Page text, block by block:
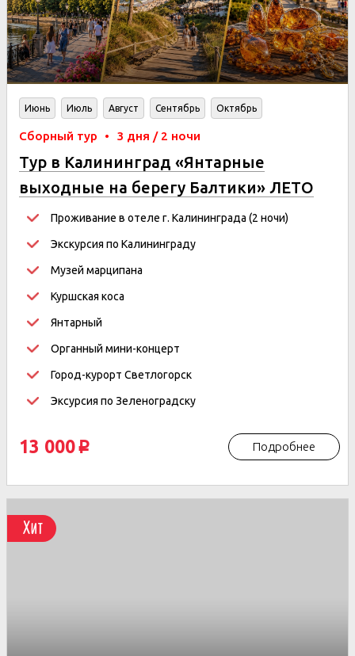
Июнь Июль Август Сентябрь Октябрь
Сборный тур • 3 дня / 2 ночи
Тур в Калининград «Янтарные
выходные на берегу Балтики» ЛЕТО
Проживание в отеле г. Калининграда (2 ночи)
Экскурсия по Калининграду
Музей марципана
Куршская коса
Янтарный
Органный мини-концерт
Город-курорт Светлогорск
Эксурсия по Зеленоградску
13 000 p Подробнее
Хит